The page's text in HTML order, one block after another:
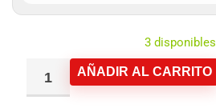
3 disponibles
AÑADIR AL CARRITO